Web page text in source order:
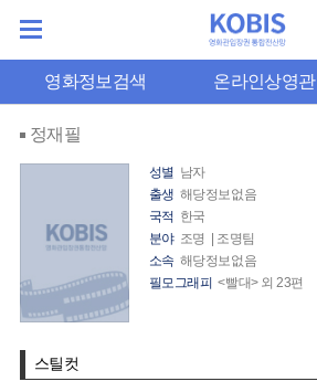
영화정보검색 온라인상영관
정재필
성별 남자
출생 해당정보없음
국적 한국
분야 조명 | 조명팀
소속 해당정보없음
필모그래피 <빨대> 외 23편
스틸컷